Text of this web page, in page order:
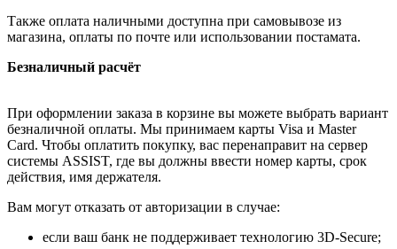
Также оплата наличными доступна при самовывозе из
магазина, оплаты по почте или использовании постамата.
Безналичный расчёт
При оформлении заказа в корзине вы можете выбрать вариант
безналичной оплаты. Мы принимаем карты Visa и Master
Card. Чтобы оплатить покупку, вас перенаправит на сервер
системы ASSIST, где вы должны ввести номер карты, срок
действия, имя держателя.
Вам могут отказать от авторизации в случае:
если ваш банк не поддерживает технологию 3D-Secure;